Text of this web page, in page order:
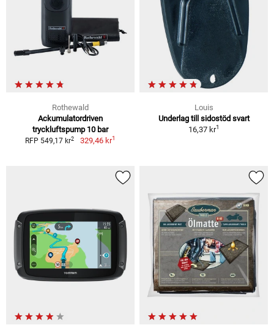
Rothewald
Ackumulatordriven
tryckluftspump 10 bar
RFP 549,17 kr2 329,46 kr1
Louis
Underlag till sidostöd svart
16,37 kr1